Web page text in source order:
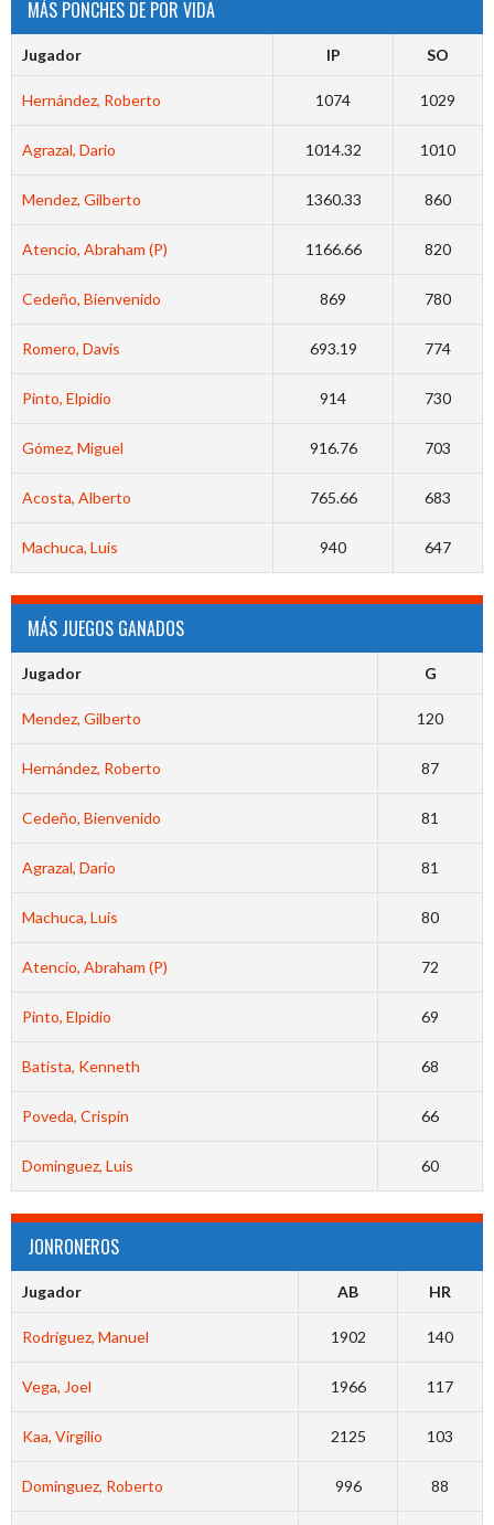
MÁS PONCHES DE POR VIDA
Jugador IP SO
Hernández, Roberto 1074 1029
Agrazal, Dario 1014.32 1010
Mendez, Gilberto 1360.33 860
Atencio, Abraham (P) 1166.66 820
Cedeño, Bienvenido 869 780
Romero, Davis 693.19 774
Pinto, Elpidio 914 730
Gómez, Miguel 916.76 703
Acosta, Alberto 765.66 683
Machuca, Luis 940 647
MÁS JUEGOS GANADOS
Jugador G
Mendez, Gilberto 120
Hernández, Roberto 87
Cedeño, Bienvenido 81
Agrazal, Dario 81
Machuca, Luis 80
Atencio, Abraham (P) 72
Pinto, Elpidio 69
Batista, Kenneth 68
Poveda, Crispín 66
Dominguez, Luis 60
JONRONEROS
Jugador AB HR
Rodríguez, Manuel 1902 140
Vega, Joel 1966 117
Kaa, Virgilio 2125 103
Dominguez, Roberto 996 88